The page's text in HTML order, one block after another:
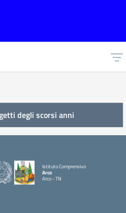
degli scorsi anni
Istituto Comprensivo
Arco
Arco - TN